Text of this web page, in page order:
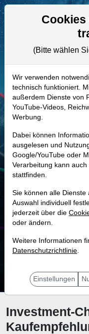
A2N7XR |
Realtime-Aktienkurs:
-
-
Unternehmenswert
Mit 76.7 %
Investment-
(Bitte wählen
Wir verwenden
technisch funktioniert.
außerdem Dienste von
YouTube-Videos,
Werbung.
Dabei können
ausgelesen und
Google/YouTube oder
Verarbeitung kann
stattfinden.
Sie können alle
Auswahl individuell
jederzeit über die
oder ändern.
Weitere Informationen
Datenschutzrichtlinie.
Einstellungen